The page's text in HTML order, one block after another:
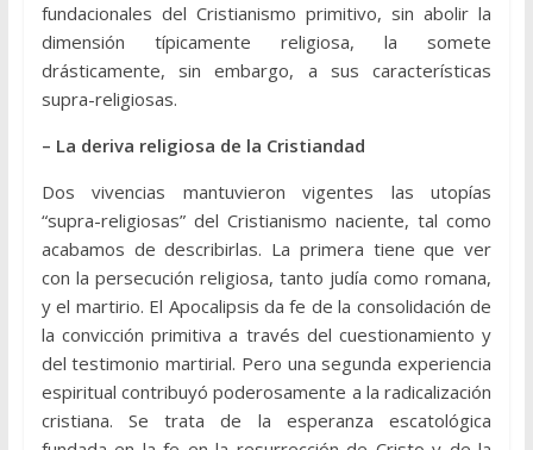
fundacionales del Cristianismo primitivo, sin abolir la
dimensión típicamente religiosa, la somete
drásticamente, sin embargo, a sus características
supra-religiosas.
– La deriva religiosa de la Cristiandad
Dos vivencias mantuvieron vigentes las utopías
“supra-religiosas” del Cristianismo naciente, tal como
acabamos de describirlas. La primera tiene que ver
con la persecución religiosa, tanto judía como romana,
y el martirio. El Apocalipsis da fe de la consolidación de
la convicción primitiva a través del cuestionamiento y
del testimonio martirial. Pero una segunda experiencia
espiritual contribuyó poderosamente a la radicalización
cristiana. Se trata de la esperanza escatológica